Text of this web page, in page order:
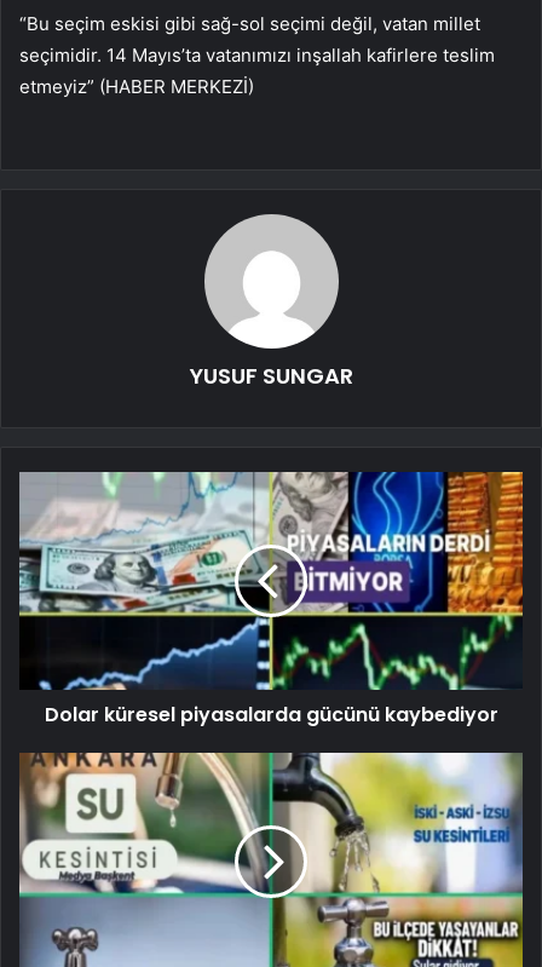
“Bu seçim eskisi gibi sağ-sol seçimi değil, vatan millet
seçimidir. 14 Mayıs’ta vatanımızı inşallah kafirlere teslim
etmeyiz” (HABER MERKEZİ)
YUSUF SUNGAR
Dolar küresel piyasalarda gücünü kaybediyor